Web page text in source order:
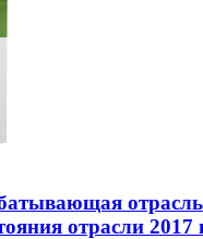
отрасли 2017